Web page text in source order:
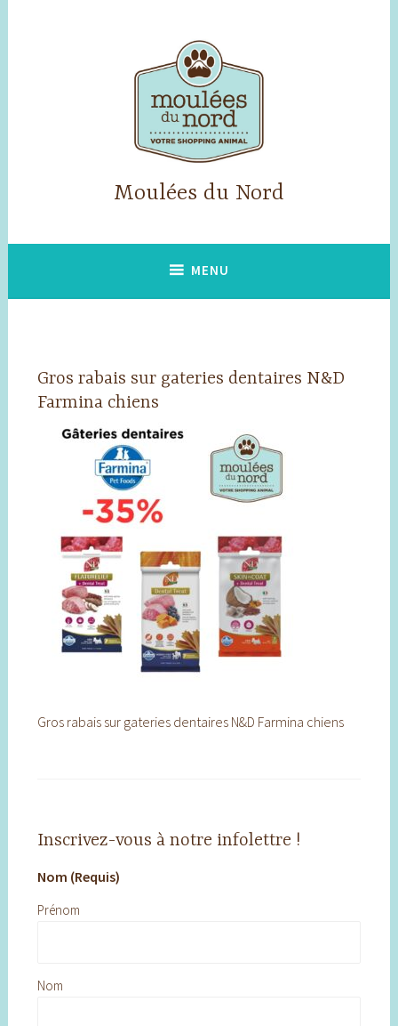
Moulées du Nord
MENU
Gros rabais sur gateries dentaires N&D
Farmina chiens
Gros rabais sur gateries dentaires N&D Farmina chiens
Inscrivez-vous à notre infolettre !
Nom (Requis)
Prénom
Nom